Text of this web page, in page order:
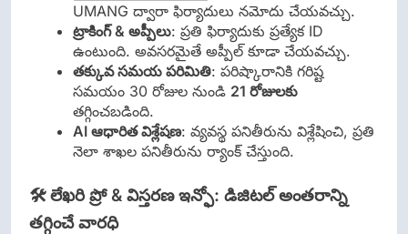
UMANG ద్వారా ఫిర్యాదులు నమోదు చేయవచ్చు.
ట్రాకింగ్ & అప్పీలు: ప్రతి ఫిర్యాదుకు ప్రత్యేక ID
ఉంటుంది. అవసరమైతే అప్పీల్ కూడా చేయవచ్చు.
తక్కువ సమయ పరిమితి: పరిష్కారానికి గరిష్ట
సమయం 30 రోజుల నుండి 21 రోజులకు
తగ్గించబడింది.
AI ఆధారిత విశ్లేషణ: వ్యవస్థ పనితీరును విశ్లేషించి, ప్రతి
నెలా శాఖల పనితీరును ర్యాంక్ చేస్తుంది.
🛠️ లేఖరి ప్రో & విస్తరణ ఇన్ఫో: డిజిటల్ అంతరాన్ని
తగ్గించే వారధి